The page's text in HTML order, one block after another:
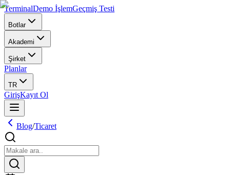
TerminalDemo İşlemGeçmiş Testi
Botlar
Akademi
Şirket
Planlar
TR
GirişKayıt Ol
Blog/Ticaret